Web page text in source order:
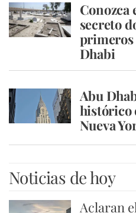
Conozca
secreto
primeros
Dhabi
Abu
histórico
Nueva
Noticias de hoy
Aclaran